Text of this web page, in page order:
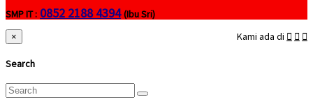
SMP IT : 0852 2188 4394 (Ibu Sri)
Kami ada di
×
Search